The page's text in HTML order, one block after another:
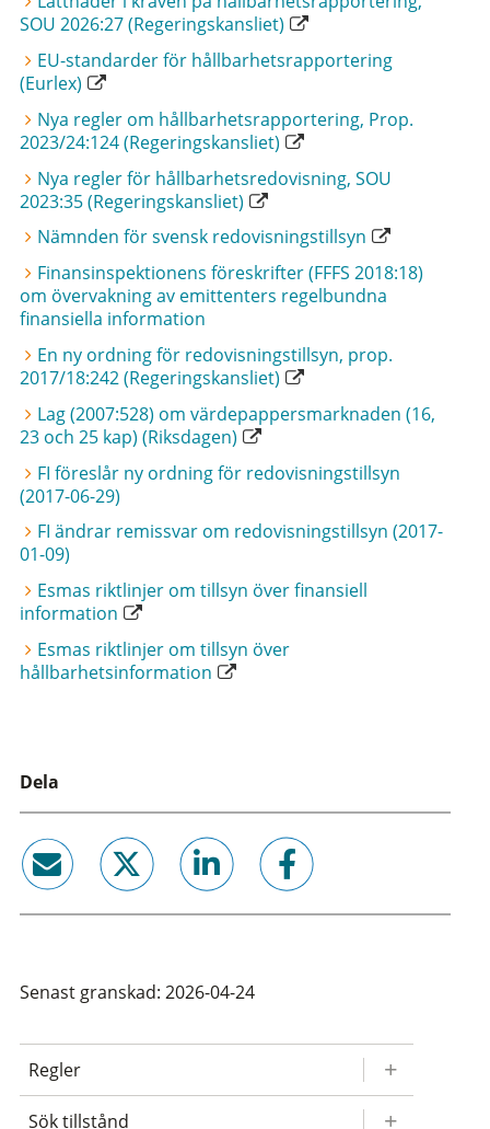
SOU 2026:27 (Regeringskansliet)
EU-standarder för hållbarhetsrapportering
(Eurlex)
Nya regler om hållbarhetsrapportering, Prop.
2023/24:124 (Regeringskansliet)
Nya regler för hållbarhetsredovisning, SOU
2023:35 (Regeringskansliet)
Nämnden för svensk redovisningstillsyn
Finansinspektionens föreskrifter (FFFS 2018:18)
om övervakning av emittenters regelbundna
finansiella information
En ny ordning för redovisningstillsyn, prop.
2017/18:242 (Regeringskansliet)
Lag (2007:528) om värdepappersmarknaden (16,
23 och 25 kap) (Riksdagen)
FI föreslår ny ordning för redovisningstillsyn
(2017-06-29)
FI ändrar remissvar om redovisningstillsyn (2017-
01-09)
Esmas riktlinjer om tillsyn över finansiell
information
Esmas riktlinjer om tillsyn över
hållbarhetsinformation
Dela
Senast granskad: 2026-04-24
Regler
Sök tillstånd